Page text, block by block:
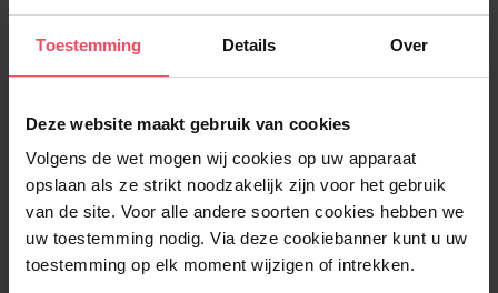
Toestemming Details Over
Deze website maakt gebruik van cookies
Volgens de wet mogen wij cookies op uw apparaat
opslaan als ze strikt noodzakelijk zijn voor het gebruik
van de site. Voor alle andere soorten cookies hebben we
uw toestemming nodig. Via deze cookiebanner kunt u uw
toestemming op elk moment wijzigen of intrekken.
Gratis levering bij aankoop van min. 35€.
Verzending binnen 24u
Beschrijving